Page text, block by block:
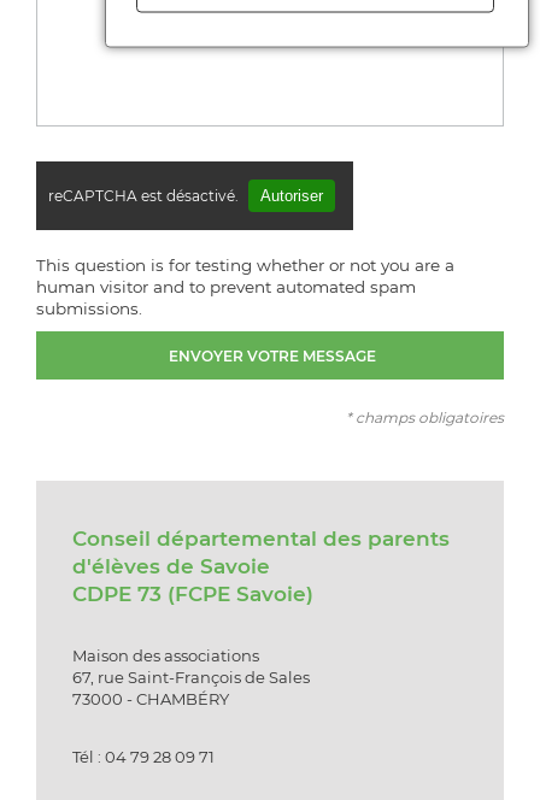
reCAPTCHA est désactivé. Autoriser
This question is for testing whether or not you are a
human visitor and to prevent automated spam
submissions.
* champs obligatoires
Conseil départemental des parents
d'élèves de Savoie
CDPE 73 (FCPE Savoie)
Maison des associations
67, rue Saint-François de Sales
73000 - CHAMBÉRY
Tél : 04 79 28 09 71